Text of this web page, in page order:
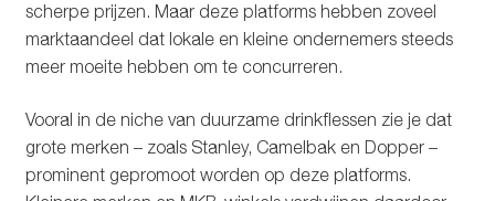
scherpe prijzen. Maar deze platforms hebben zoveel
marktaandeel dat lokale en kleine ondernemers steeds
meer moeite hebben om te concurreren.
Vooral in de niche van duurzame drinkflessen zie je dat
grote merken – zoals Stanley, Camelbak en Dopper –
prominent gepromoot worden op deze platforms.